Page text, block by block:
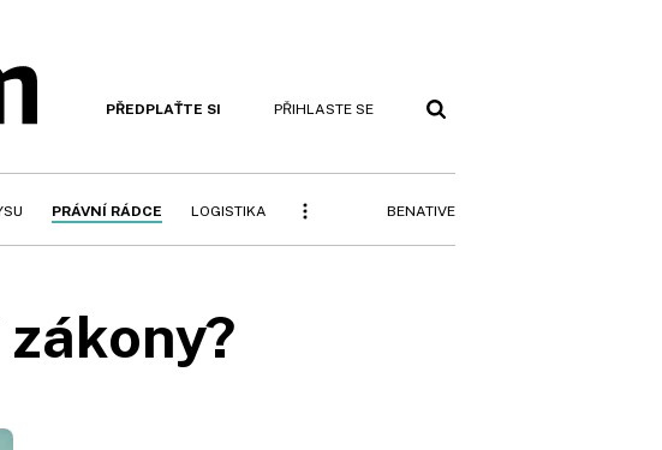
PŘEDPLAŤTE SI PŘIHLASTE SE
PRÁVNÍ RÁDCE LOGISTIKA BENATIVE